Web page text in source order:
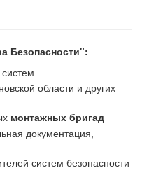
Безопасности":
области и других
монтажных бригад
документация,
систем безопасности